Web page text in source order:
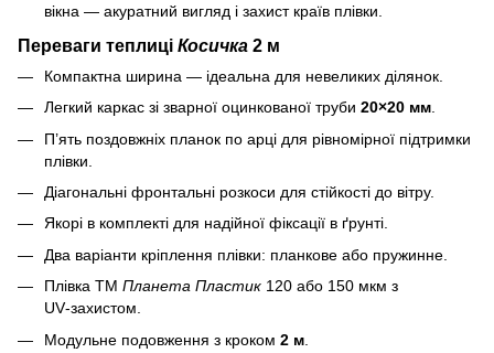
вікна — акуратний вигляд і захист країв плівки.
Переваги теплиці Косичка 2 м
Компактна ширина — ідеальна для невеликих ділянок.
Легкий каркас зі зварної оцинкованої труби 20×20 мм.
П’ять поздовжніх планок по арці для рівномірної підтримки
плівки.
Діагональні фронтальні розкоси для стійкості до вітру.
Якорі в комплекті для надійної фіксації в ґрунті.
Два варіанти кріплення плівки: планкове або пружинне.
Плівка ТМ Планета Пластик 120 або 150 мкм з
UV‑захистом.
Модульне подовження з кроком 2 м